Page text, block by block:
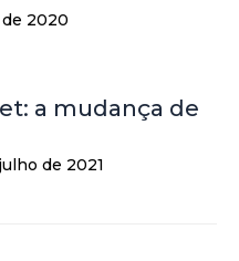
2020
a mudança de
de 2021